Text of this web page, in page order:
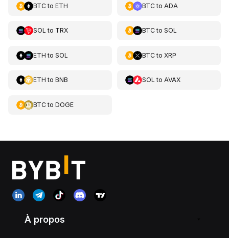
BTCto ETH BTCto ADA
SOL to TRX BTCto SOL
ETH to SOL BTCto XRP
ETH to BNB SOL to AVAX
BTCto DOGE
À propos